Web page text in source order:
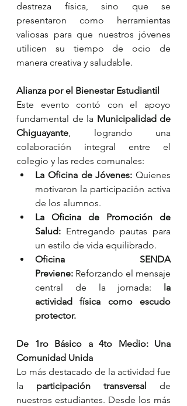
destreza física, sino que se
presentaron como herramientas
valiosas para que nuestros jóvenes
utilicen su tiempo de ocio de
manera creativa y saludable.
Alianza por el Bienestar Estudiantil
Este evento contó con el apoyo
fundamental de la Municipalidad de
Chiguayante, logrando una
colaboración integral entre el
colegio y las redes comunales:
La Oficina de Jóvenes: Quienes
motivaron la participación activa
de los alumnos.
La Oficina de Promoción de
Salud: Entregando pautas para
un estilo de vida equilibrado.
Oficina SENDA
Previene: Reforzando el mensaje
central de la jornada: la
actividad física como escudo
protector.
De 1ro Básico a 4to Medio: Una
Comunidad Unida
Lo más destacado de la actividad fue
la participación transversal de
nuestros estudiantes. Desde los más